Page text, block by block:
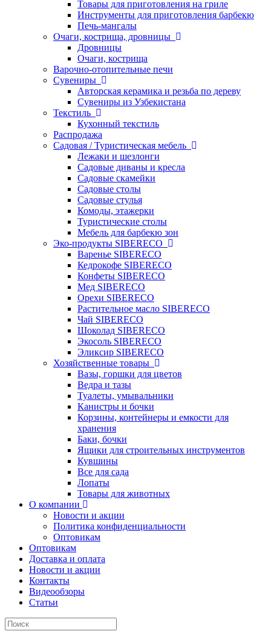
Товары для приготовления на гриле
Инструменты для приготовления барбекю
Печь-мангалы
Очаги, кострища, дровницы
Дровницы
Очаги, кострища
Варочно-отопительные печи
Сувениры
Авторская керамика и резьба по дереву
Сувениры из Узбекистана
Текстиль
Кухонный текстиль
Распродажа
Садовая / Туристическая мебель
Лежаки и шезлонги
Садовые диваны и кресла
Садовые скамейки
Садовые столы
Садовые стулья
Комоды, этажерки
Туристические столы
Мебель для барбекю зон
Эко-продукты SIBERECO
Варенье SIBERECO
Кедрокофе SIBERECO
Конфеты SIBERECO
Мед SIBERECO
Орехи SIBERECO
Растительное масло SIBERECO
Чай SIBERECO
Шоколад SIBERECO
Экосоль SIBERECO
Эликсир SIBERECO
Хозяйственные товары
Вазы, горшки для цветов
Ведра и тазы
Туалеты, умывальники
Канистры и бочки
Корзины, контейнеры и емкости для
хранения
Баки, бочки
Ящики для строительных инструментов
Кувшины
Все для сада
Лопаты
Товары для животных
О компании
Новости и акции
Политика конфиденциальности
Оптовикам
Оптовикам
Доставка и оплата
Новости и акции
Контакты
Видеообзоры
Статьи